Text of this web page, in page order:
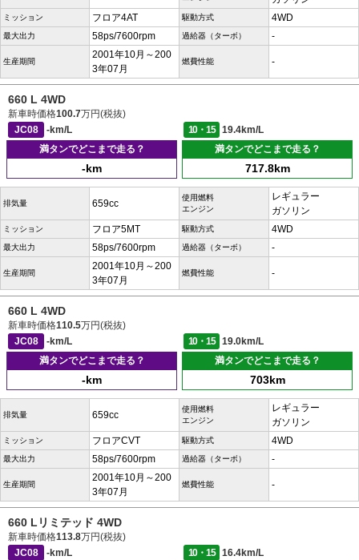
ミッション フロア4AT 駆動方式 4WD
最大出力 58ps/7600rpm 過給器（ターボ） -
生産期間
2001年10月～200
3年07月
燃費性能 -
660 L 4WD
新車時価格100.7万円(税抜)
JC08
-km/L 10・15
19.4km/L
満タンでどこまで走る？
-km
満タンでどこまで走る？
717.8km
排気量 659cc
使用燃料
エンジン
レギュラー
ガソリン
ミッション フロア5MT 駆動方式 4WD
最大出力 58ps/7600rpm 過給器（ターボ） -
生産期間
2001年10月～200
3年07月
燃費性能 -
660 L 4WD
新車時価格110.5万円(税抜)
JC08
-km/L 10・15
19.0km/L
満タンでどこまで走る？
-km
満タンでどこまで走る？
703km
排気量 659cc
使用燃料
エンジン
レギュラー
ガソリン
ミッション フロアCVT 駆動方式 4WD
最大出力 58ps/7600rpm 過給器（ターボ） -
生産期間
2001年10月～200
3年07月
燃費性能 -
660 Lリミテッド 4WD
新車時価格113.8万円(税抜)
JC08
-km/L 10・15
16.4km/L